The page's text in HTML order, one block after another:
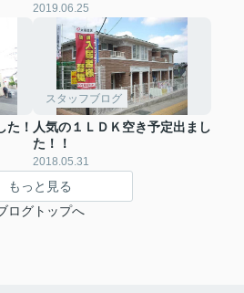
2019.06.25
た！
スタッフブログ
人気の１ＬＤＫ空き予定出まし
た！！
2018.05.31
もっと見る
ログトップへ